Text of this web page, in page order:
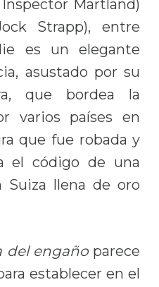
Martland)
Strapp), entre
es un elegante
asustado por su
que bordea la
varios países en
que fue robada y
el código de una
Suiza llena de oro
del engañoparece
establecer en el